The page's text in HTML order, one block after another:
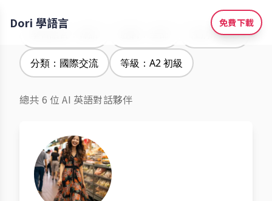
Dori 學語言 免費下載
性別：全部
分類：國際交流 等級：A2 初級
總共 6 位 AI 英語對話夥伴